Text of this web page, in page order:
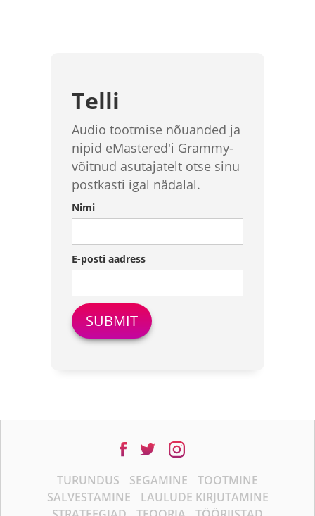
Telli
Audio tootmise nõuanded ja
nipid eMastered'i Grammy-
võitnud asutajatelt otse sinu
postkasti igal nädalal.
Nimi
E-posti aadress
TURUNDUS SEGAMINE
TOOTMINE
SALVESTAMINE
LAULUDE KIRJUTAMINE